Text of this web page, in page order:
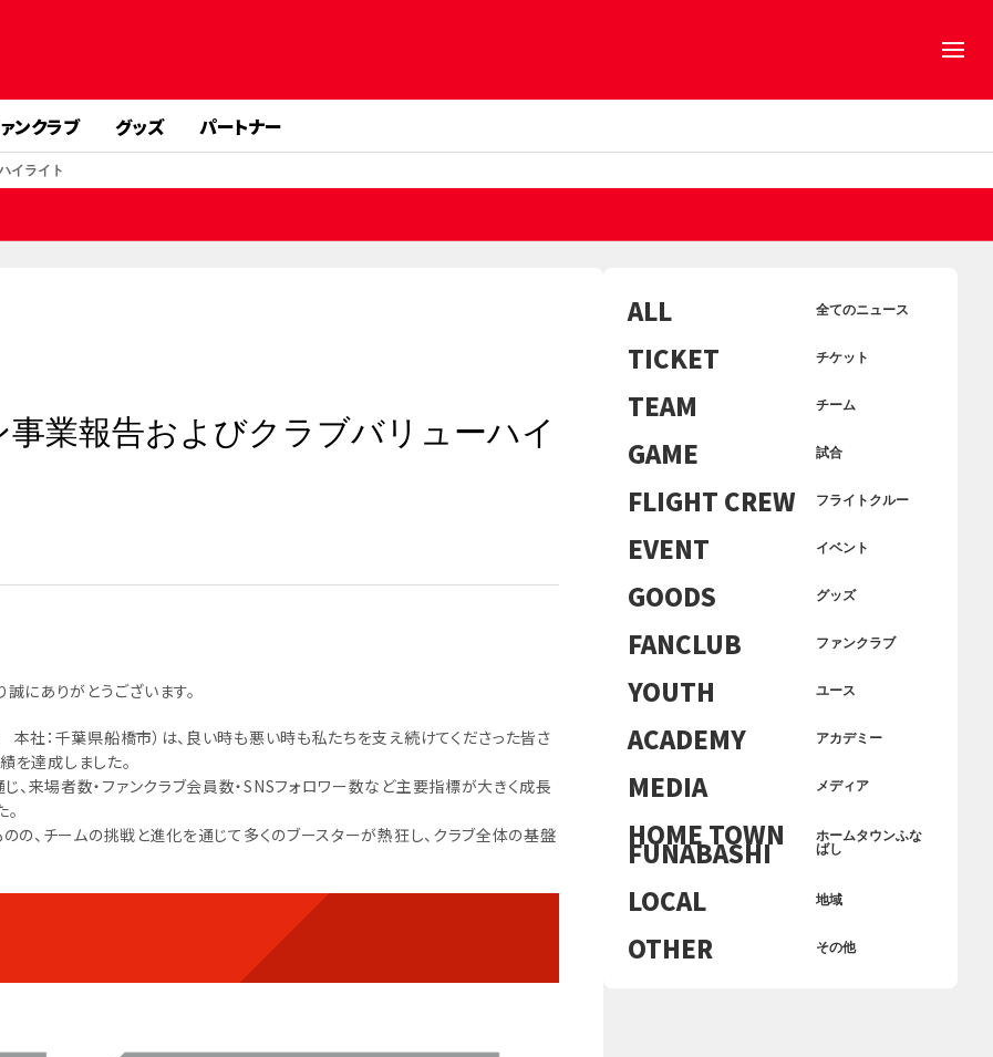
ンクラブ グッズ パートナー
イライト
事業報告およびクラブバリューハイ
にありがとうございます。
社：千葉県船橋市）は、良い時も悪い時も私たちを支え続けてくださった皆さ
を達成しました。
来場者数・ファンクラブ会員数・SNSフォロワー数など主要指標が大きく成長
の、チームの挑戦と進化を通じて多くのブースターが熱狂し、クラブ全体の基盤
ALL 全てのニュース
TICKET チケット
TEAM チーム
GAME 試合
FLIGHT CREW フライトクルー
EVENT イベント
GOODS グッズ
FANCLUB ファンクラブ
YOUTH ユース
ACADEMY アカデミー
MEDIA メディア
HOME TOWN
FUNABASHI
ホームタウンふな
ばし
LOCAL 地域
OTHER その他